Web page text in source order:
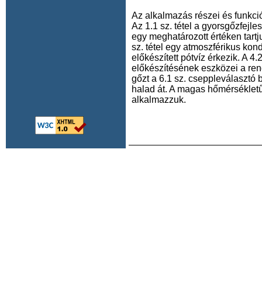
Az alkalmazás részei és
Az 1.1 sz. tétel a
egy meghatározott értéken
sz. tétel egy atmoszférikus
előkészített pótvíz érkezik. A
előkészítésének eszközei a
gőzt a 6.1 sz. cseppleválasztó
halad át. A magas
alkalmazzuk.